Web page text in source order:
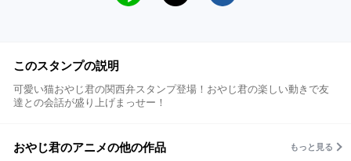
このスタンプの説明
可愛い猫おやじ君の関西弁スタンプ登場！おやじ君の楽しい動きで友
達との会話が盛り上げまっせー！
おやじ君のアニメの他の作品 もっと見る